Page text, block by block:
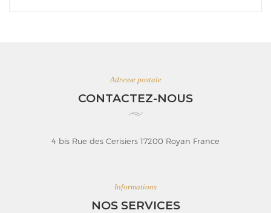
Adresse postale
CONTACTEZ-NOUS
4 bis Rue des Cerisiers 17200 Royan France
Informations
NOS SERVICES